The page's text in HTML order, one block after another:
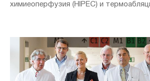
химиеоперфузия (HIPEC) и